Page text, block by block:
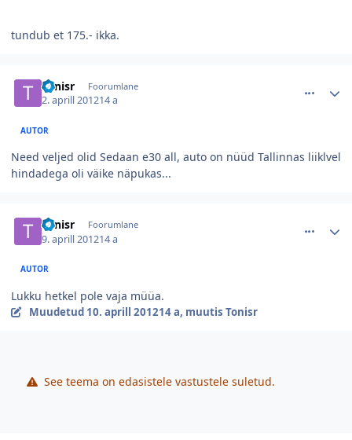
tundub et 175.- ikka.
Tonisr Foorumlane
2. aprill 201214 a
AUTOR
Need veljed olid Sedaan e30 all, auto on nüüd Tallinnas liiklvel
hindadega oli väike näpukas...
Tonisr Foorumlane
9. aprill 201214 a
AUTOR
Lukku hetkel pole vaja müüa.
Muudetud 10. aprill 201214 a, muutis Tonisr
See teema on edasistele vastustele suletud.